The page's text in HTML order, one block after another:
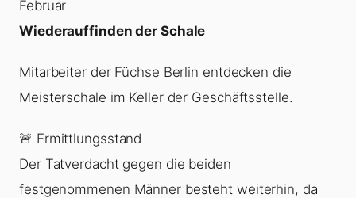
Februar
Wiederauffinden der Schale
Mitarbeiter der Füchse Berlin entdecken die
Meisterschale im Keller der Geschäftsstelle.
🚨 Ermittlungsstand
Der Tatverdacht gegen die beiden
festgenommenen Männer besteht weiterhin, da